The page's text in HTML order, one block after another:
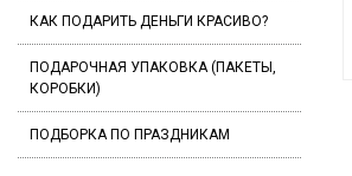
КАК ПОДАРИТЬ ДЕНЬГИ КРАСИВО?
ПОДАРОЧНАЯ УПАКОВКА (ПАКЕТЫ,
КОРОБКИ)
ПОДБОРКА ПО ПРАЗДНИКАМ